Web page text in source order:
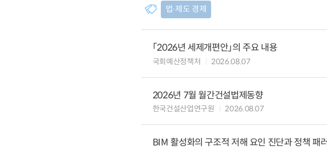
법∙제도 경제
「2026년 세제개편안」의 주요 내용
국회예산정책처 2026.08.07
2026년 7월 월간건설법제동향
한국건설산업연구원 2026.08.07
BIM 활성화의 구조적 저해 요인 진단과 정책 패